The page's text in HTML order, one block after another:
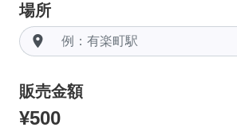
場所
room
販売金額
¥500